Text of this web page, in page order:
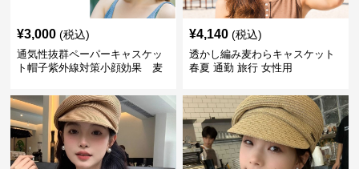
¥3,000 (税込)
通気性抜群ペーパーキャスケッ
ト帽子紫外線対策小顔効果 麦
¥4,140 (税込)
透かし編み麦わらキャスケット
春夏 通勤 旅行 女性用